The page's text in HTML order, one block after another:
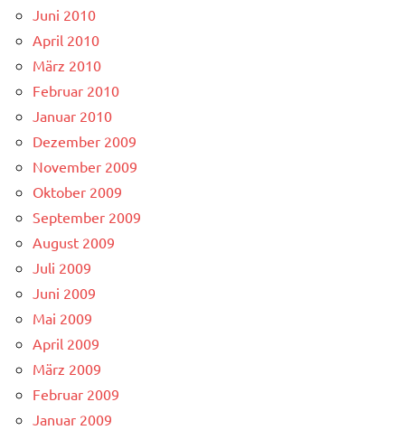
Juni 2010
April 2010
März 2010
Februar 2010
Januar 2010
Dezember 2009
November 2009
Oktober 2009
September 2009
August 2009
Juli 2009
Juni 2009
Mai 2009
April 2009
März 2009
Februar 2009
Januar 2009